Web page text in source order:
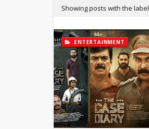
Showing posts with the label
ENTERTAINMENT